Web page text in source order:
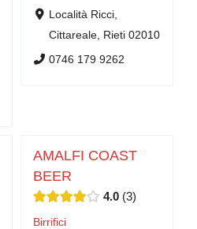
Località Ricci,
Cittareale, Rieti 02010
0746 179 9262
AMALFI COAST
BEER
4.0 3
Birrifici